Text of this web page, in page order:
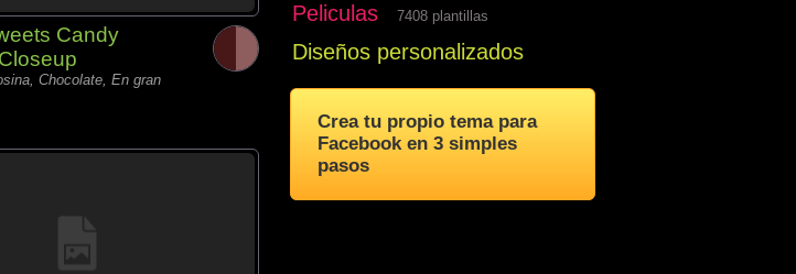
Candy
Chocolate, En gran
Peliculas 7408 plantillas
Diseños personalizados
Crea tu propio tema para
Facebook en 3 simples
pasos